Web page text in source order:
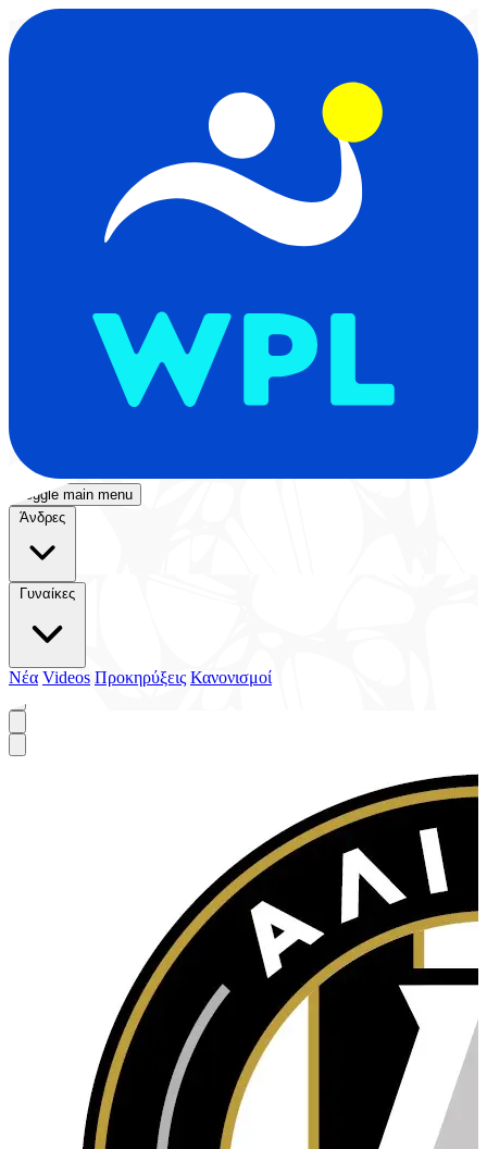
Toggle main menu
Άνδρες
Γυναίκες
Νέα Videos Προκηρύξεις Κανονισμοί